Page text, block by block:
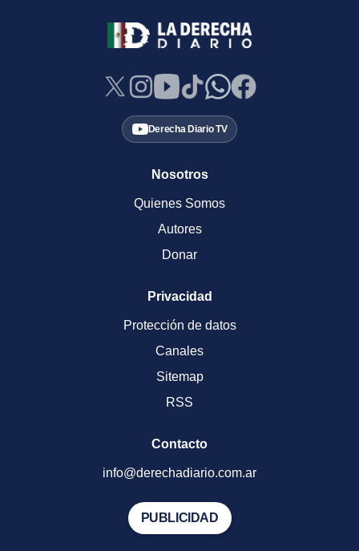
Derecha Diario TV
Nosotros
Quienes Somos
Autores
Donar
Privacidad
Protección de datos
Canales
Sitemap
RSS
Contacto
info@derechadiario.com.ar
PUBLICIDAD